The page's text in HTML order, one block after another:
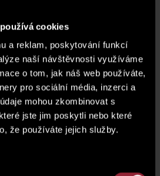
cookies
a reklam, poskytování funkcí
naší návštěvnosti využíváme
o tom, jak náš web používáte,
pro sociální média, inzerci a
mohou zkombinovat s
jste jim poskytli nebo které
že používáte jejich služby.
590 000 CZK
does not include a parking